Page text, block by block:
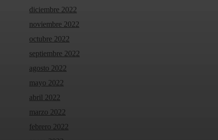
diciembre 2022
noviembre 2022
octubre 2022
septiembre 2022
agosto 2022
mayo 2022
abril 2022
marzo 2022
febrero 2022